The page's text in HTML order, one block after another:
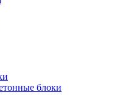
блоки